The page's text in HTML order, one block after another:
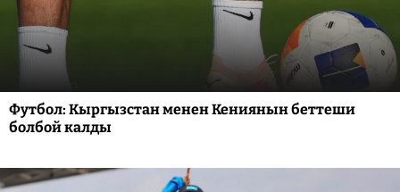
Футбол: Кыргызстан менен Кениянын беттеши
болбой калды